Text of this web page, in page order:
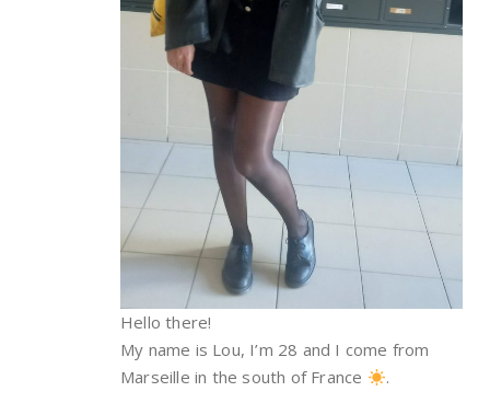
Hello there!
My name is Lou, I’m 28 and I come from
Marseille in the south of France
.